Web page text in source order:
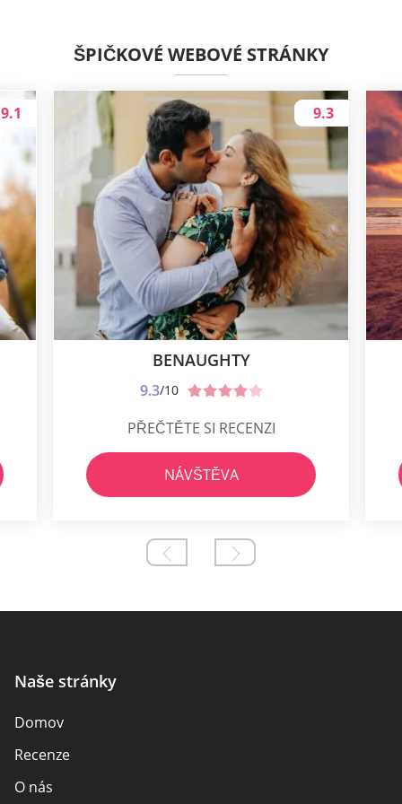
ŠPIČKOVÉ WEBOVÉ STRÁNKY
9.1
BENAUGHTY
9.3/10
9.3
PŘEČTĚTE SI RECENZI
NÁVŠTĚVA
Naše stránky
Domov
Recenze
O nás